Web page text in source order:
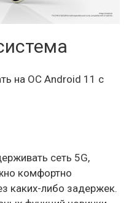
на ОС Android 11 с
сеть 5G,
комфортно
каких-либо задержек.